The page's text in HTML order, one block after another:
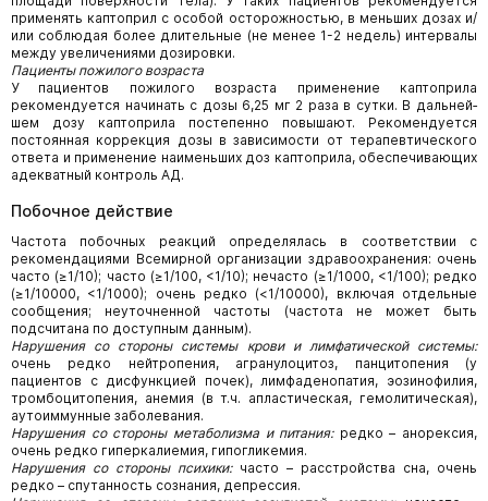
применять каптоприл с особой осторожностью, в меньших дозах и/
или соблюдая более длитель­ные (не менее 1-2 недель) интервалы
между увеличениями дозировки.
Пациенты пожилого возраста
У пациентов пожилого возраста применение каптоприла
рекомендуется начинать с дозы 6,25 мг 2 раза в сутки. В дальней­
шем дозу каптоприла постепенно повышают. Рекомендуется
постоянная коррекция дозы в зависимости от терапевтическо­го
ответа и применение наименьших доз каптоприла, обеспечивающих
адекватный контроль АД.
Побочное действие
Частота побочных реакций определялась в соответствии с
рекомендациями Всемирной организации здравоохранения: очень
часто (≥1/10); часто (≥1/100, <1/10); нечасто (≥1/1000, <1/100); редко
(≥1/10000, <1/1000); очень редко (<1/10000), включая отдельные
сообщения; неуточненной частоты (частота не может быть
подсчитана по доступным данным).
Нарушения со стороны системы крови и лимфатической системы:
очень редко нейтропения, агранулоцитоз, панцито­пения (у
пациентов с дисфункцией почек), лимфаденопатия, эозинофилия,
тромбоцитопения, анемия (в т.ч. апластическая, гемолитическая),
аутоиммунные заболевания.
Нарушения со стороны метаболизма и питания:редко – анорексия,
очень редко гиперкалиемия, гипогликемия.
Нарушения со стороны психики: часто – расстройства сна, очень
редко – спутанность сознания, депрессия.